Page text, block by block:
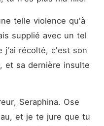
telle violence qu'à
supplié avec un tel
j'ai récolté, c'est son
et sa dernière insulte
Seraphina. Ose
et je te jure que tu